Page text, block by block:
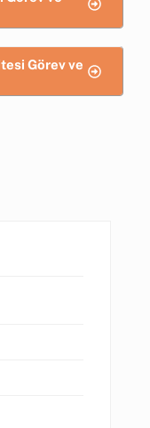
Görev ve